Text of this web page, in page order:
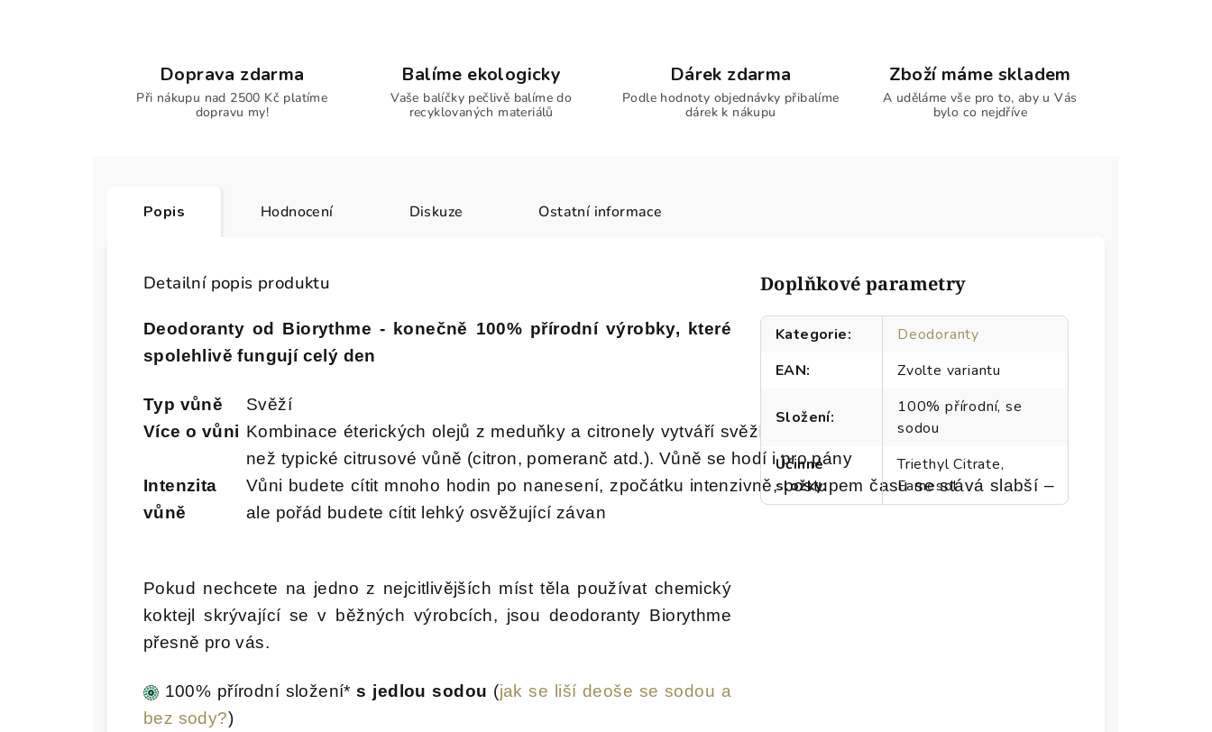
Doprava zdarma
Při nákupu nad 2500 Kč platíme
dopravu my!
Balíme ekologicky
Vaše balíčky pečlivě balíme do
recyklovaných materiálů
Dárek zdarma
Podle hodnoty objednávky přibalíme
dárek k nákupu
Zboží máme skladem
A uděláme vše pro to, aby u Vás
bylo co nejdříve
Popis Hodnocení Diskuze Ostatní informace
Detailní popis produktu
Deodoranty od Biorythme - konečně 100% přírodní výrobky, které
spolehlivě fungují celý den
Typ vůně
Svěží
Více o vůni Kombinace éterických olejů z meduňky a citronely vytváří svěží vůni, která je však hlubší, zemitější
než typické citrusové vůně (citron, pomeranč atd.). Vůně se hodí i pro pány
Intenzita
vůně
Vůni budete cítit mnoho hodin po nanesení, zpočátku intenzivně, postupem času se stává slabší –
ale pořád budete cítit lehký osvěžující závan
Pokud nechcete na jedno z nejcitlivějších míst těla používat chemický
koktejl skrývající se v běžných výrobcích, jsou deodoranty Biorythme
přesně pro vás.
100% přírodní složení*s jedlou sodou (jak se liší deoše se sodou a
bez sody?)
Doplňkové parametry
Kategorie:
Deodoranty
EAN: Zvolte variantu
Složení:
100% přírodní, se
sodou
Účinné
složky:
Triethyl Citrate,
Farnesol